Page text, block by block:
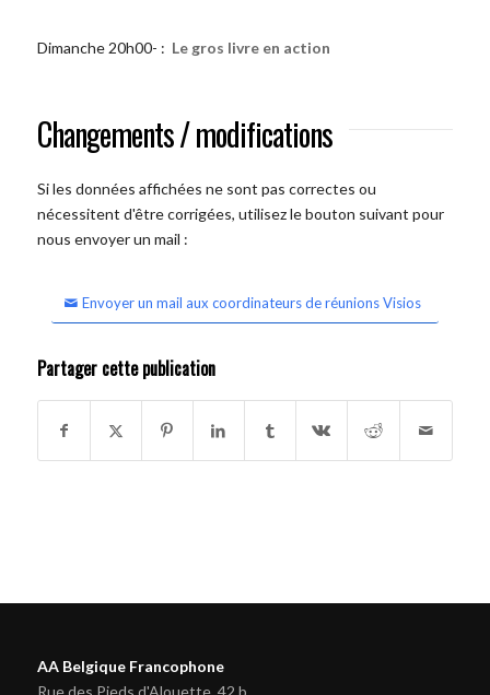
Dimanche 20h00- : Le gros livre en action
Changements / modifications
Si les données affichées ne sont pas correctes ou
nécessitent d'être corrigées, utilisez le bouton suivant pour
nous envoyer un mail :
Envoyer un mail aux coordinateurs de réunions Visios
Partager cette publication
AA Belgique Francophone
Rue des Pieds d'Alouette, 42 b